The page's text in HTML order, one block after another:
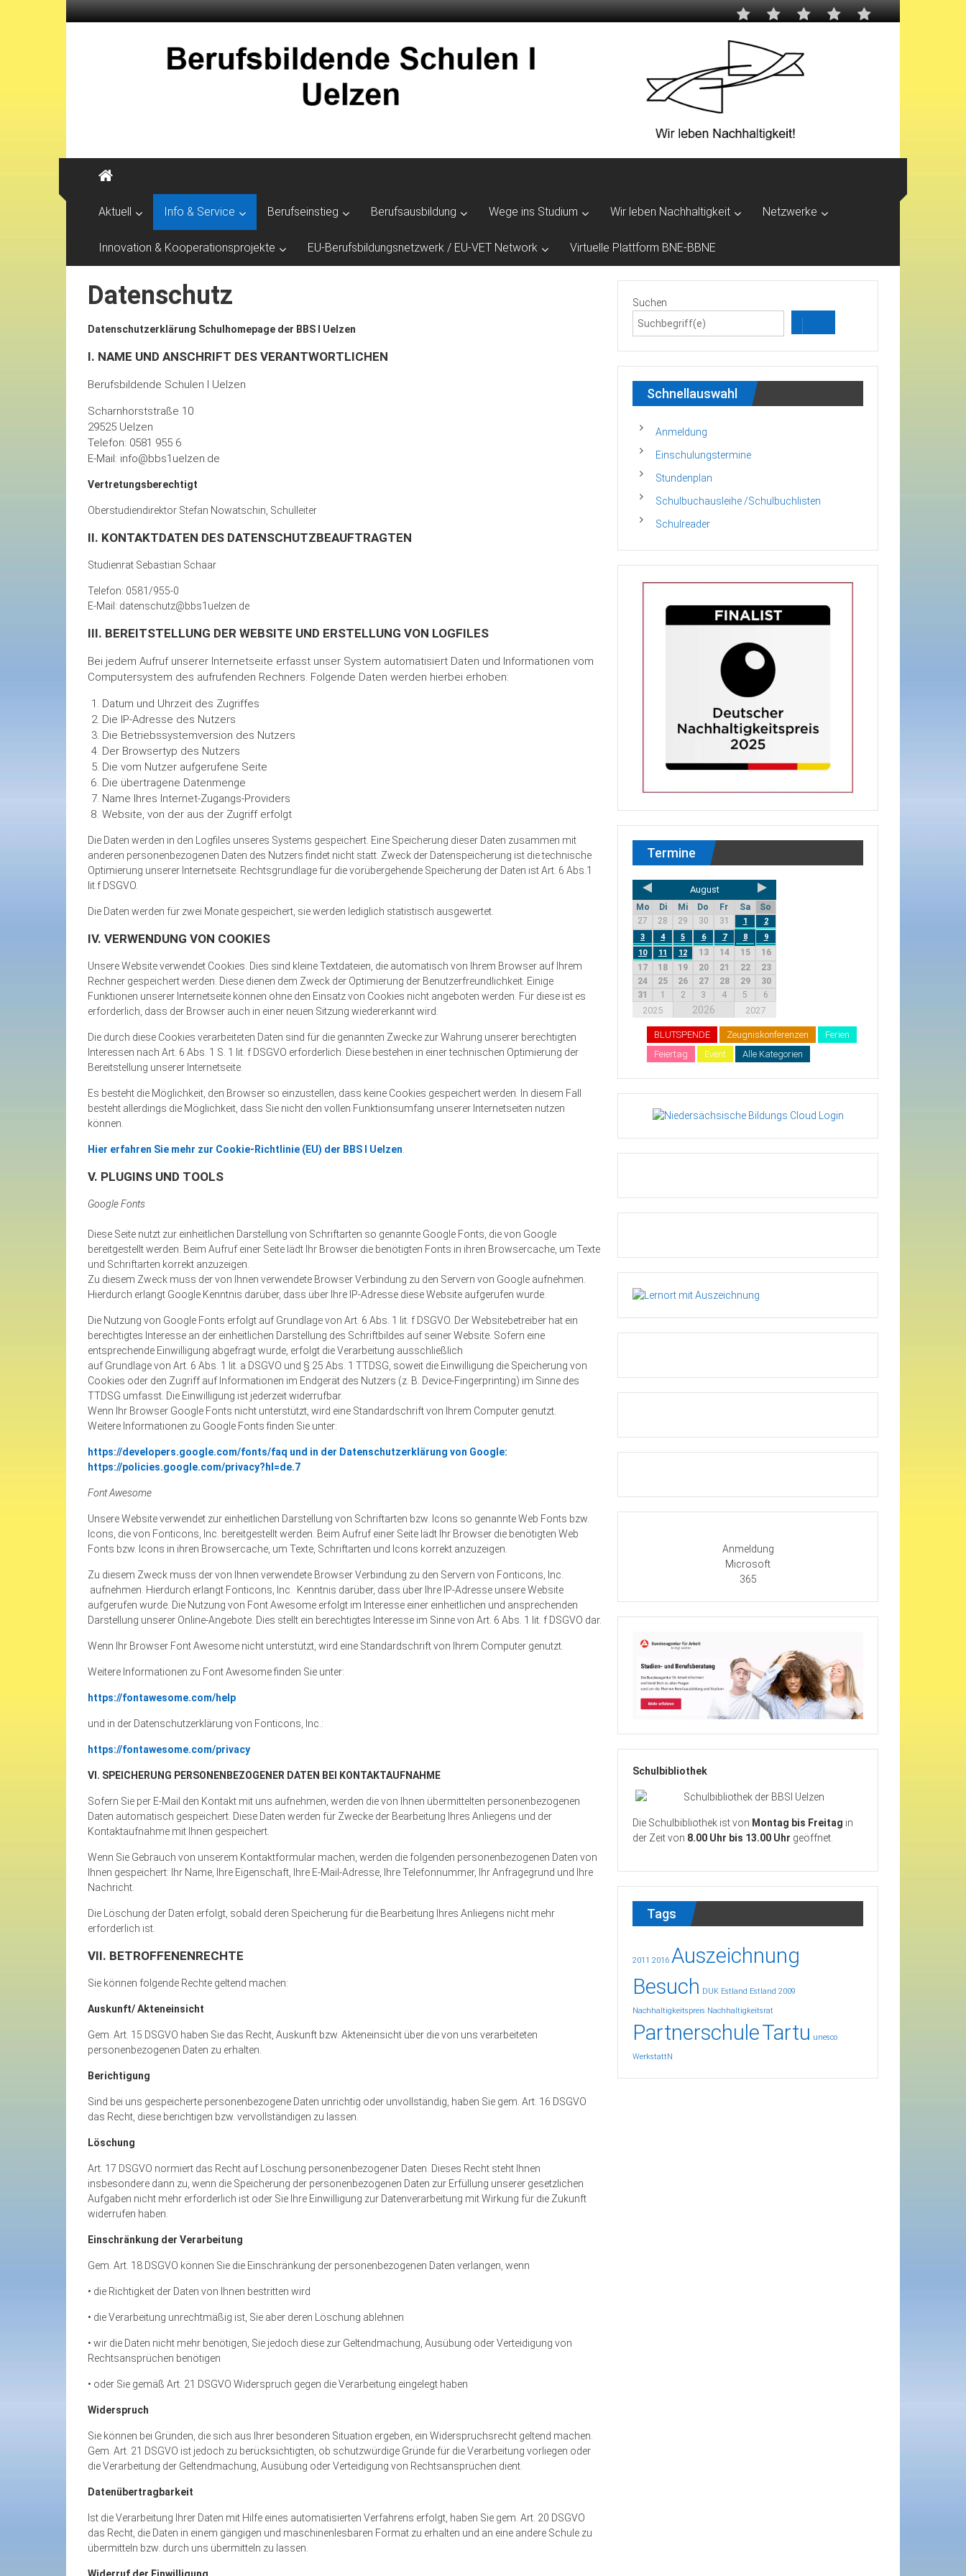
Aktuell Info & Service Berufseinstieg Berufsausbildung Wege ins Studium Wir leben Nachhaltigkeit Netzwerke
Innovation & Kooperationsprojekte EU-Berufsbildungsnetzwerk / EU-VET Network Virtuelle Plattform BNE-BBNE
Datenschutz
Datenschutzerklärung Schulhomepage der BBS I Uelzen
I. NAME UND ANSCHRIFT DES VERANTWORTLICHEN
Berufsbildende Schulen I Uelzen
Scharnhorststraße 10
29525 Uelzen
Telefon: 0581 955 6
E-Mail: info@bbs1uelzen.de
Vertretungsberechtigt
Oberstudiendirektor Stefan Nowatschin, Schulleiter
II. KONTAKTDATEN DES DATENSCHUTZBEAUFTRAGTEN
Studienrat Sebastian Schaar
Telefon: 0581/955-0
E-Mail: datenschutz@bbs1uelzen.de
III. BEREITSTELLUNG DER WEBSITE UND ERSTELLUNG VON LOGFILES
Bei jedem Aufruf unserer Internetseite erfasst unser System automatisiert Daten und Informationen vom
Computersystem des aufrufenden Rechners. Folgende Daten werden hierbei erhoben:
Datum und Uhrzeit des Zugriffes
Die IP-Adresse des Nutzers
Die Betriebssystemversion des Nutzers
Der Browsertyp des Nutzers
Die vom Nutzer aufgerufene Seite
Die übertragene Datenmenge
Name Ihres Internet-Zugangs-Providers
Website, von der aus der Zugriff erfolgt
Die Daten werden in den Logfiles unseres Systems gespeichert. Eine Speicherung dieser Daten zusammen mit
anderen personenbezogenen Daten des Nutzers findet nicht statt. Zweck der Datenspeicherung ist die technische
Optimierung unserer Internetseite. Rechtsgrundlage für die vorübergehende Speicherung der Daten ist Art. 6 Abs.1
lit.f DSGVO.
Die Daten werden für zwei Monate gespeichert, sie werden lediglich statistisch ausgewertet.
IV. VERWENDUNG VON COOKIES
Unsere Website verwendet Cookies. Dies sind kleine Textdateien, die automatisch von Ihrem Browser auf Ihrem
Rechner gespeichert werden. Diese dienen dem Zweck der Optimierung der Benutzerfreundlichkeit. Einige
Funktionen unserer Internetseite können ohne den Einsatz von Cookies nicht angeboten werden. Für diese ist es
erforderlich, dass der Browser auch in einer neuen Sitzung wiedererkannt wird.
Die durch diese Cookies verarbeiteten Daten sind für die genannten Zwecke zur Wahrung unserer berechtigten
Interessen nach Art. 6 Abs. 1 S. 1 lit. f DSGVO erforderlich. Diese bestehen in einer technischen Optimierung der
Bereitstellung unserer Internetseite.
Es besteht die Möglichkeit, den Browser so einzustellen, dass keine Cookies gespeichert werden. In diesem Fall
besteht allerdings die Möglichkeit, dass Sie nicht den vollen Funktionsumfang unserer Internetseiten nutzen
können.
Hier erfahren Sie mehr zur Cookie-Richtlinie (EU) der BBS I Uelzen
V. PLUGINS UND TOOLS
Google Fonts
Diese Seite nutzt zur einheitlichen Darstellung von Schriftarten so genannte Google Fonts, die von Google
bereitgestellt werden. Beim Aufruf einer Seite lädt Ihr Browser die benötigten Fonts in ihren Browsercache, um Texte
und Schriftarten korrekt anzuzeigen.
Zu diesem Zweck muss der von Ihnen verwendete Browser Verbindung zu den Servern von Google aufnehmen.
Hierdurch erlangt Google Kenntnis darüber, dass über Ihre IP-Adresse diese Website aufgerufen wurde.
Die Nutzung von Google Fonts erfolgt auf Grundlage von Art. 6 Abs. 1 lit. f DSGVO. Der Websitebetreiber hat ein
berechtigtes Interesse an der einheitlichen Darstellung des Schriftbildes auf seiner Website. Sofern eine
entsprechende Einwilligung abgefragt wurde, erfolgt die Verarbeitung ausschließlich
auf Grundlage von Art. 6 Abs. 1 lit. a DSGVO und § 25 Abs. 1 TTDSG, soweit die Einwilligung die Speicherung von
Cookies oder den Zugriff auf Informationen im Endgerät des Nutzers (z. B. Device-Fingerprinting) im Sinne des
TTDSG umfasst. Die Einwilligung ist jederzeit widerrufbar.
Wenn Ihr Browser Google Fonts nicht unterstützt, wird eine Standardschrift von Ihrem Computer genutzt.
Weitere Informationen zu Google Fonts finden Sie unter:
https://developers.google.com/fonts/faq und in der Datenschutzerklärung von Google:
https://policies.google.com/privacy?hl=de.7
FontAwesome
Unsere Website verwendet zur einheitlichen Darstellung von Schriftarten bzw. Icons so genannte Web Fonts bzw.
Icons, die von Fonticons, Inc. bereitgestellt werden. Beim Aufruf einer Seite lädt Ihr Browser die benötigten Web
Fonts bzw. Icons in ihren Browsercache, um Texte, Schriftarten und Icons korrekt anzuzeigen.
Zu diesem Zweck muss der von Ihnen verwendete Browser Verbindung zu den Servern von Fonticons, Inc.
aufnehmen. Hierdurch erlangt Fonticons, Inc. Kenntnis darüber, dass über Ihre IP-Adresse unsere Website
aufgerufen wurde. Die Nutzung von Font Awesome erfolgt im Interesse einer einheitlichen und ansprechenden
Darstellung unserer Online-Angebote. Dies stellt ein berechtigtes Interesse im Sinne von Art. 6 Abs. 1 lit. f DSGVO dar.
Wenn Ihr Browser Font Awesome nicht unterstützt, wird eine Standardschrift von Ihrem Computer genutzt.
Weitere Informationen zu Font Awesome finden Sie unter:
https://fontawesome.com/help
und in der Datenschutzerklärung von Fonticons, Inc.:
https://fontawesome.com/privacy
VI. SPEICHERUNG PERSONENBEZOGENER DATEN BEI KONTAKTAUFNAHME
Sofern Sie per E-Mail den Kontakt mit uns aufnehmen, werden die von Ihnen übermittelten personenbezogenen
Daten automatisch gespeichert. Diese Daten werden für Zwecke der Bearbeitung Ihres Anliegens und der
Kontaktaufnahme mit Ihnen gespeichert.
Wenn Sie Gebrauch von unserem Kontaktformular machen, werden die folgenden personenbezogenen Daten von
Ihnen gespeichert: Ihr Name, Ihre Eigenschaft, Ihre E-Mail-Adresse, Ihre Telefonnummer, Ihr Anfragegrund und Ihre
Nachricht.
Die Löschung der Daten erfolgt, sobald deren Speicherung für die Bearbeitung Ihres Anliegens nicht mehr
erforderlich ist.
VII. BETROFFENENRECHTE
Sie können folgende Rechte geltend machen:
Auskunft/ Akteneinsicht
Gem. Art. 15 DSGVO haben Sie das Recht, Auskunft bzw. Akteneinsicht über die von uns verarbeiteten
personenbezogenen Daten zu erhalten.
Berichtigung
Sind bei uns gespeicherte personenbezogene Daten unrichtig oder unvollständig, haben Sie gem. Art. 16 DSGVO
das Recht, diese berichtigen bzw. vervollständigen zu lassen.
Löschung
Art. 17 DSGVO normiert das Recht auf Löschung personenbezogener Daten. Dieses Recht steht Ihnen
insbesondere dann zu, wenn die Speicherung der personenbezogenen Daten zur Erfüllung unserer gesetzlichen
Aufgaben nicht mehr erforderlich ist oder Sie Ihre Einwilligung zur Datenverarbeitung mit Wirkung für die Zukunft
widerrufen haben.
Einschränkung der Verarbeitung
Gem. Art. 18 DSGVO können Sie die Einschränkung der personenbezogenen Daten verlangen, wenn
• die Richtigkeit der Daten von Ihnen bestritten wird
• die Verarbeitung unrechtmäßig ist, Sie aber deren Löschung ablehnen
• wir die Daten nicht mehr benötigen, Sie jedoch diese zur Geltendmachung, Ausübung oder Verteidigung von
Rechtsansprüchen benötigen
• oder Sie gemäß Art. 21 DSGVO Widerspruch gegen die Verarbeitung eingelegt haben
Widerspruch
Sie können bei Gründen, die sich aus Ihrer besonderen Situation ergeben, ein Widerspruchsrecht geltend machen.
Gem. Art. 21 DSGVO ist jedoch zu berücksichtigten, ob schutzwürdige Gründe für die Verarbeitung vorliegen oder
die Verarbeitung der Geltendmachung, Ausübung oder Verteidigung von Rechtsansprüchen dient.
Datenübertragbarkeit
Ist die Verarbeitung Ihrer Daten mit Hilfe eines automatisierten Verfahrens erfolgt, haben Sie gem. Art. 20 DSGVO
das Recht, die Daten in einem gängigen und maschinenlesbaren Format zu erhalten und an eine andere Schule zu
übermitteln bzw. durch uns übermitteln zu lassen.
Suchen
Schnellauswahl
Anmeldung
Einschulungstermine
Stundenplan
Schulbuchausleihe /Schulbuchlisten
Schulreader
Termine
August
Mo Di Mi Do Fr Sa
So
27
28 29 30 31 1
2
3
4 5 6 7 8
9
10
11 12 13 14 15
16
17
18 19 20 21 22
23
24
25 26 27 28 29
30
31
1 2 3 4 5 6
2025 2026 2027
BLUTSPENDE Zeugniskonferenzen
Ferien
Feiertag
Event Alle Kategorien
Anmeldung
Microsoft
365
Schulbibliothek
Die Schulbibliothek ist von Montag bis Freitag in
der Zeit von 8.00 Uhr bis 13.00 Uhr geöffnet.
Tags
2011 2016 Auszeichnung
Besuch DUK Estland Estland 2009
Nachhaltigkeitspreis Nachhaltigkeitsrat
PartnerschuleTartu unesco
WerkstattN